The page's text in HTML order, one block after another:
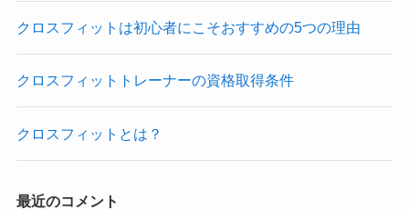
クロスフィットは初心者にこそおすすめの5つの理由
クロスフィットトレーナーの資格取得条件
クロスフィットとは？
最近のコメント